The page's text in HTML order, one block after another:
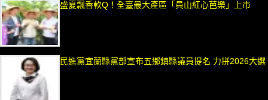
盛夏飄香軟Q！全臺最大產區「員山紅心芭樂」上市
民進黨宜蘭縣黨部宣布五鄉鎮縣議員提名 力拼2026大選